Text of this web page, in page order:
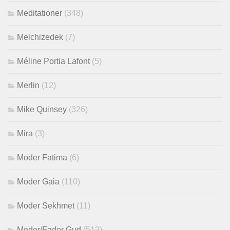
Meditationer (348)
Melchizedek (7)
Méline Portia Lafont (5)
Merlin (12)
Mike Quinsey (326)
Mira (3)
Moder Fatima (6)
Moder Gaia (110)
Moder Sekhmet (11)